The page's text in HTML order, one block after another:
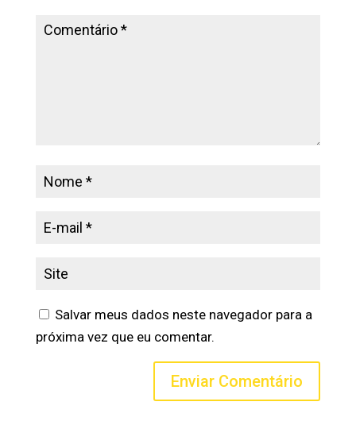
Salvar meus dados neste navegador para a
próxima vez que eu comentar.